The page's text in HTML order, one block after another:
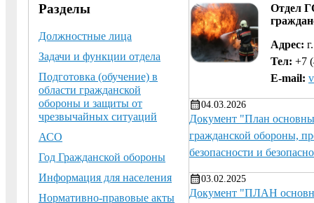
Разделы
Должностные лица
Задачи и функции отдела
Подготовка (обучение) в
области гражданской
обороны и защиты от
чрезвычайных ситуаций
АСО
Год Гражданской обороны
Информация для населения
Нормативно-правовые акты
Отдел
Адрес:
Тел: +7
E-mail:
04.03.2026
Документ "План
гражданской обороны,
безопасности и
03.02.2025
Документ "ПЛАН